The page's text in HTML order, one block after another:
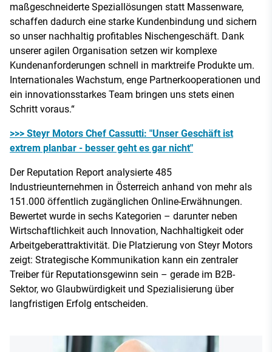
maßgeschneiderte Speziallösungen statt Massenware,
schaffen dadurch eine starke Kundenbindung und sichern
so unser nachhaltig profitables Nischengeschäft. Dank
unserer agilen Organisation setzen wir komplexe
Kundenanforderungen schnell in marktreife Produkte um.
Internationales Wachstum, enge Partnerkooperationen und
ein innovationsstarkes Team bringen uns stets einen
Schritt voraus.“
>>> Steyr Motors Chef Cassutti: "Unser Geschäft ist
extrem planbar - besser geht es gar nicht"
Der Reputation Report analysierte 485
Industrieunternehmen in Österreich anhand von mehr als
151.000 öffentlich zugänglichen Online-Erwähnungen.
Bewertet wurde in sechs Kategorien – darunter neben
Wirtschaftlichkeit auch Innovation, Nachhaltigkeit oder
Arbeitgeberattraktivität. Die Platzierung von Steyr Motors
zeigt: Strategische Kommunikation kann ein zentraler
Treiber für Reputationsgewinn sein – gerade im B2B-
Sektor, wo Glaubwürdigkeit und Spezialisierung über
langfristigen Erfolg entscheiden.